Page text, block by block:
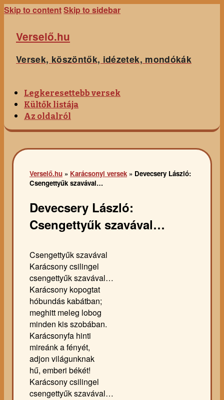
Skip to contentSkip to sidebar
Verselő.hu
Versek, köszöntők, idézetek, mondókák
Legkeresettebb versek
Kültők listája
Az oldalról
Verselő.hu » Karácsonyi versek » Devecsery László:
Csengettyűk szavával…
Devecsery László:
Csengettyűk szavával…
Csengettyűk szavával
Karácsony csilingel
csengettyűk szavával…
Karácsony kopogtat
hóbundás kabátban;
meghitt meleg lobog
minden kis szobában.
Karácsonyfa hinti
mireánk a fényét,
adjon világunknak
hű, emberi békét!
Karácsony csilingel
csengettyűk szavával…